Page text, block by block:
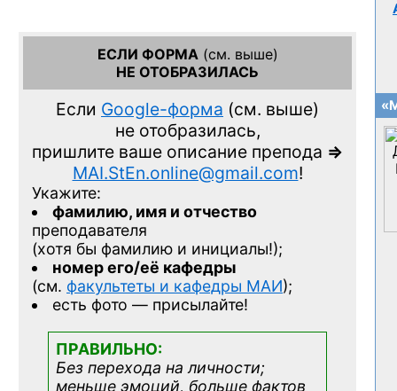
ЕСЛИ ФОРМА(см. выше)
НЕ ОТОБРАЗИЛАСЬ
Если Google-форма (см. выше)
не отобразилась,
пришлите ваше описание препода =>
MAI.StEn.online@gmail.com!
Укажите:
фамилию, имя и отчество
преподавателя
(хотя бы фамилию и инициалы!);
номер его/её кафедры
(см. факультеты и кафедры МАИ);
есть фото — присылайте!
ПРАВИЛЬНО:
Без перехода на личности;
меньше эмоций, больше фактов